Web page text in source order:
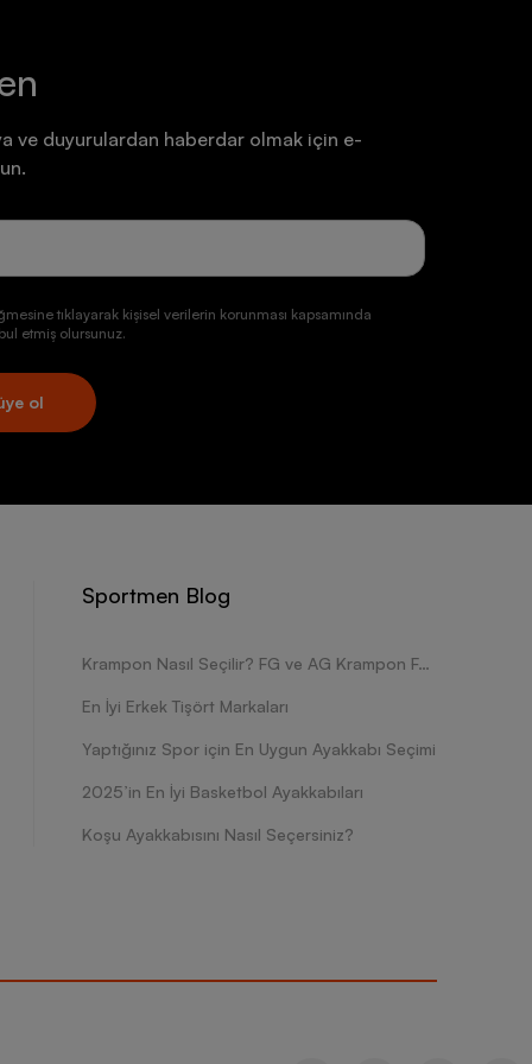
ve duyurulardan haberdar olmak için e-
tıklayarak kişisel verilerin korunması kapsamında
etmiş olursunuz.
ol
Sportmen Blog
Krampon Nasıl Seçilir? FG ve AG Krampon Farkları Nelerdir?
En İyi Erkek Tişört Markaları
Yaptığınız Spor için En Uygun Ayakkabı Seçimi
2025’in En İyi Basketbol Ayakkabıları
Koşu Ayakkabısını Nasıl Seçersiniz?